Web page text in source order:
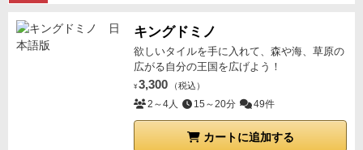
キングドミノ
欲しいタイルを手に入れて、森や海、草原の
広がる自分の王国を広げよう！
¥ 3,300 （税込）
2～4人 15～20分 49件
カートに追加する